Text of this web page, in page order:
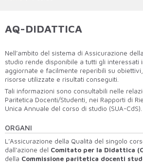
AQ-DIDATTICA
Nell’ambito del sistema di Assicurazione
studio rende disponibile a tutti gli interessati
aggiornate e facilmente reperibili su
risorse utilizzate e risultati conseguiti.
Tali informazioni sono consultabili nelle
Paritetica Docenti/Studenti, nei Rapporti di
Unica Annuale del corso di studio (SUA-CdS).
ORGANI
L’Assicurazione della Qualità del singolo
dall’azione del Comitato per la Didattica
della Commissione paritetica docenti